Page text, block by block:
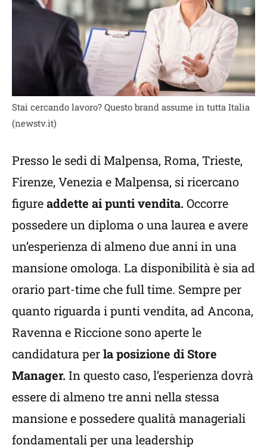
Stai cercando lavoro? Questo brand assume in tutta Italia
(newstv.it)
Presso le sedi di Malpensa, Roma, Trieste,
Firenze, Venezia e Malpensa, si ricercano
figureaddette ai punti vendita.Occorre
possedere un diploma o una laurea e avere
un’esperienza di almeno due anni in una
mansione omologa. La disponibilità è sia ad
orario part-time che full time. Sempre per
quanto riguarda i punti vendita, ad Ancona,
Ravenna e Riccione sono aperte le
candidatura perla posizione di Store
Manager.In questo caso, l’esperienza dovrà
essere di almeno tre anni nella stessa
mansione e possedere qualità manageriali
fondamentali per una leadership